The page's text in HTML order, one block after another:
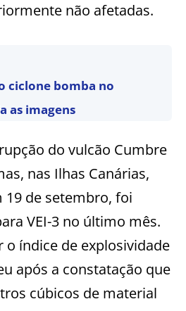
não afetadas.
ciclone bomba no
as imagens
do vulcão Cumbre
nas Ilhas Canárias,
19 de setembro, foi
VEI-3 no último mês.
o índice de explosividade
após a constatação que
cúbicos de material